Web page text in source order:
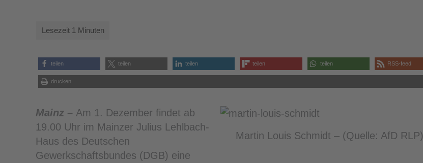
teilen teilen teilen teilen teilen RSS-feed
drucken
Martin Louis Schmidt – (Quelle: AfD RLP)
Mainz – Am 1. Dezember findet ab
19.00 Uhr im Mainzer Julius Lehlbach-
Haus des Deutschen
Gewerkschaftsbundes (DGB) eine